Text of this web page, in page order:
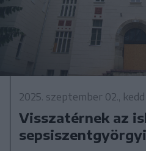
2025. szeptember 02., kedd
Visszatérnek az